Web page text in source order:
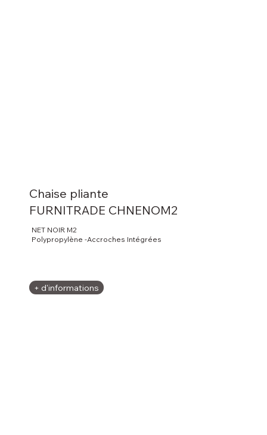
Chaise pliante
FURNITRADE CHNENOM2
NET NOIR M2
Polypropylène -Accroches Intégrées
+ d'informations